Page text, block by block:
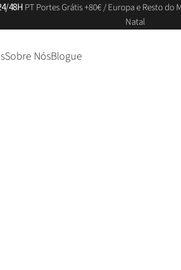
48H PT Portes Grátis +80€ / Europa e Resto do
Natal
Sobre NósBlogue